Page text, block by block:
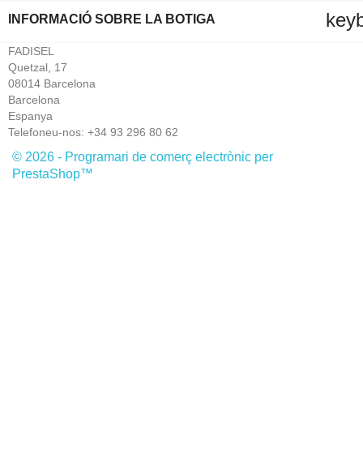
INFORMACIÓ SOBRE LA BOTIGA
FADISEL
Quetzal, 17
08014 Barcelona
Barcelona
Espanya
Telefoneu-nos: +34 93 296 80 62
© 2026 - Programari de comerç electrònic per
PrestaShop™